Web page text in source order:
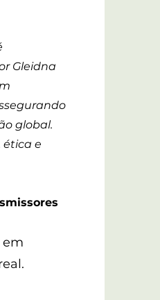
Gleidna
global.
ética e
em